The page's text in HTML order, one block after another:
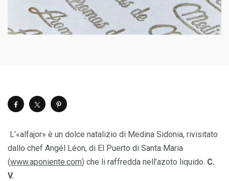
L’«alfajor» è un dolce natalizio di Medina Sidonia, rivisitato
dallo chef Angél Léon, di El Puerto di Santa Maria
(www.aponiente.com) che li raffredda nell’azoto liquido. C.
V.